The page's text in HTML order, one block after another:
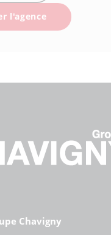
l'agence
Chavigny